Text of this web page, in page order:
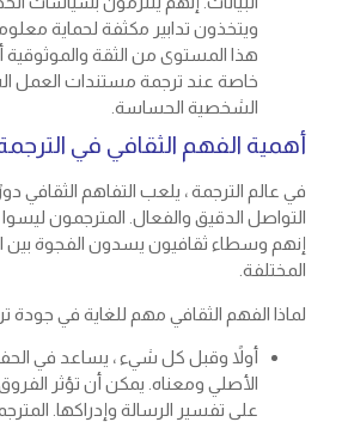
ويتخذون تدابير مكثفة لحماية
هذا المستوى من الثقة والموثوقية
خاصة عند ترجمة مستندات العمل
الشخصية الحساسة.
أهمية الفهم الثقافي في
في عالم الترجمة ، يلعب التفاهم الثقافي
التواصل الدقيق والفعال. المترجمون
إنهم وسطاء ثقافيون يسدون الفجوة بين
المختلفة.
لماذا الفهم الثقافي مهم للغاية في جودة
أولاً وقبل كل شيء ، يساعد في
الأصلي ومعناه. يمكن أن تؤثر
على تفسير الرسالة وإدراكها.